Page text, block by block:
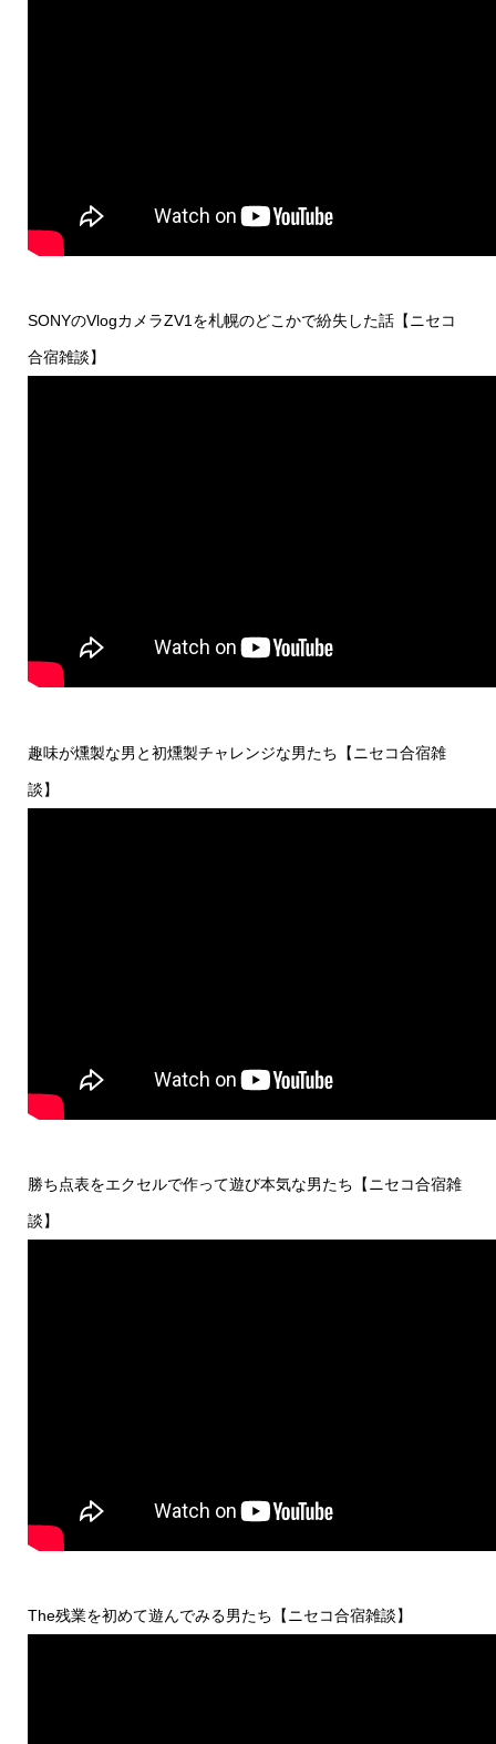
SONYのVlogカメラZV1を札幌のどこかで紛失した話【ニセコ
合宿雑談】
趣味が燻製な男と初燻製チャレンジな男たち【ニセコ合宿雑
談】
勝ち点表をエクセルで作って遊び本気な男たち【ニセコ合宿雑
談】
The残業を初めて遊んでみる男たち【ニセコ合宿雑談】